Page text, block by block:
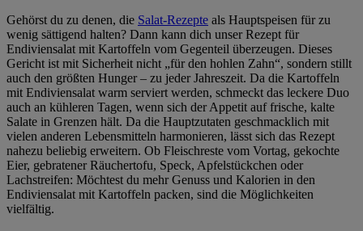
Gehörst du zu denen, die Salat-Rezepte als Hauptspeisen für zu
wenig sättigend halten? Dann kann dich unser Rezept für
Endiviensalat mit Kartoffeln vom Gegenteil überzeugen. Dieses
Gericht ist mit Sicherheit nicht „für den hohlen Zahn“, sondern stillt
auch den größten Hunger – zu jeder Jahreszeit. Da die Kartoffeln
mit Endiviensalat warm serviert werden, schmeckt das leckere Duo
auch an kühleren Tagen, wenn sich der Appetit auf frische, kalte
Salate in Grenzen hält. Da die Hauptzutaten geschmacklich mit
vielen anderen Lebensmitteln harmonieren, lässt sich das Rezept
nahezu beliebig erweitern. Ob Fleischreste vom Vortag, gekochte
Eier, gebratener Räuchertofu, Speck, Apfelstückchen oder
Lachstreifen: Möchtest du mehr Genuss und Kalorien in den
Endiviensalat mit Kartoffeln packen, sind die Möglichkeiten
vielfältig.